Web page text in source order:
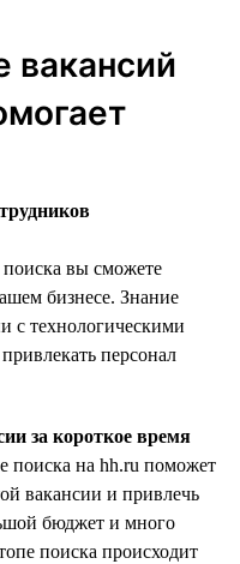
вакансий
вы сможете
бизнесе. Знание
с технологическими
персонал
за короткое время
поиска на hh.ru поможет
вакансии и привлечь
бюджет и много
поиска происходит